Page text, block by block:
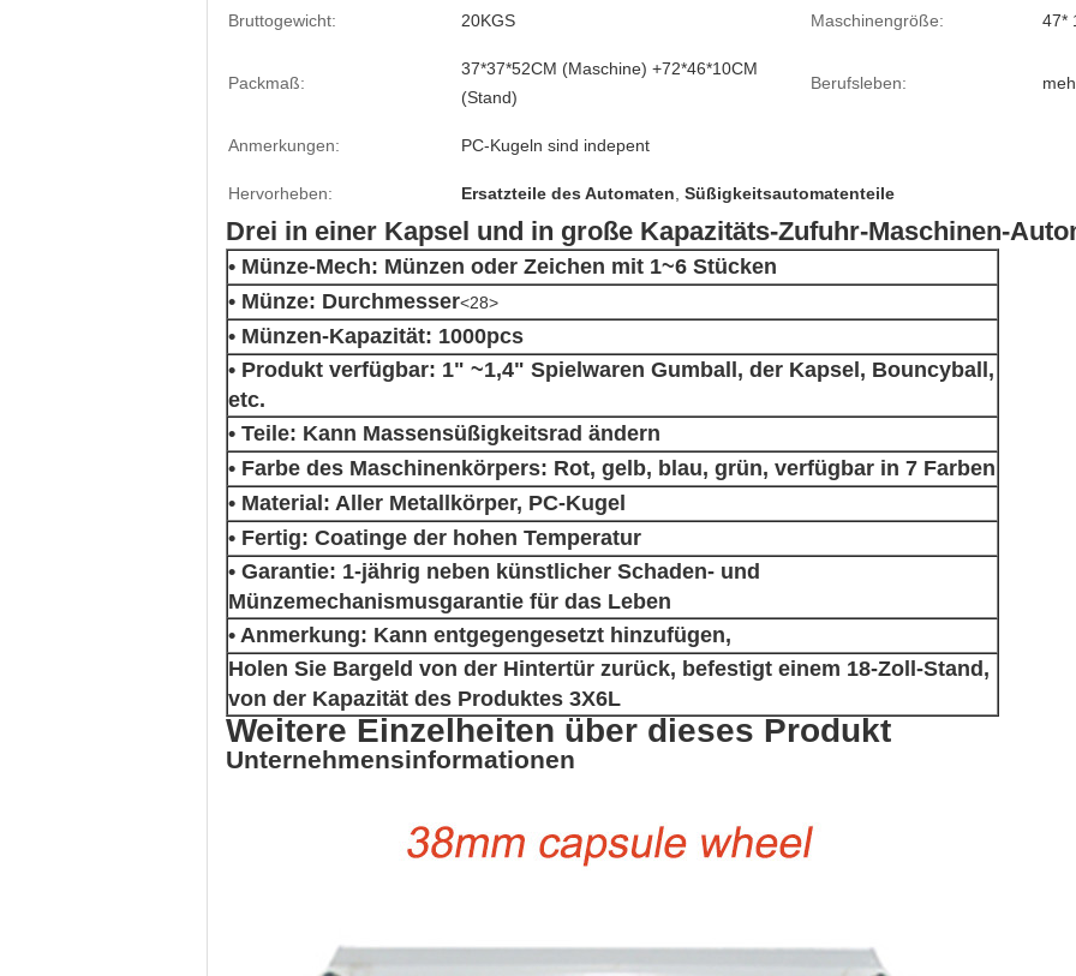
Bruttogewicht: 20KGS Maschinengröße: 47*
Packmaß:
37*37*52CM (Maschine) +72*46*10CM
(Stand)
Berufsleben:
Anmerkungen: PC-Kugeln sind indepent
Hervorheben: Ersatzteile des Automaten Süßigkeitsautomatenteile
Drei in einer Kapsel und in große Kapazitäts-Zufuhr-Maschinen-
• Münze-Mech: Münzen oder Zeichen mit 1~6 Stücken
• Münze: Durchmesser<28>
• Münzen-Kapazität: 1000pcs
• Produkt verfügbar: 1" ~1,4" Spielwaren Gumball, der Kapsel, Bouncyball,
etc.
• Teile: Kann Massensüßigkeitsrad ändern
• Farbe des Maschinenkörpers: Rot, gelb, blau, grün, verfügbar in 7 Farben
• Material: Aller Metallkörper, PC-Kugel
• Fertig: Coatinge der hohen Temperatur
• Garantie: 1-jährig neben künstlicher Schaden- und
Münzemechanismusgarantie für das Leben
• Anmerkung: Kann entgegengesetzt hinzufügen,
Holen Sie Bargeld von der Hintertür zurück, befestigt einem 18-Zoll-Stand,
von der Kapazität des Produktes 3X6L
Weitere Einzelheiten über dieses Produkt
Unternehmensinformationen